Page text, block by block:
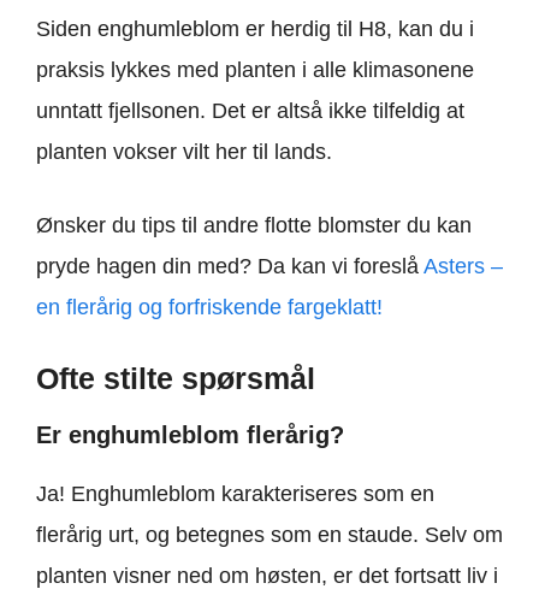
Siden enghumleblom er herdig til H8, kan du i
praksis lykkes med planten i alle klimasonene
unntatt fjellsonen. Det er altså ikke tilfeldig at
planten vokser vilt her til lands.
Ønsker du tips til andre flotte blomster du kan
pryde hagen din med? Da kan vi foreslå Asters –
en flerårig og forfriskende fargeklatt!
Ofte stilte spørsmål
Er enghumleblom flerårig?
Ja! Enghumleblom karakteriseres som en
flerårig urt, og betegnes som en staude. Selv om
planten visner ned om høsten, er det fortsatt liv i